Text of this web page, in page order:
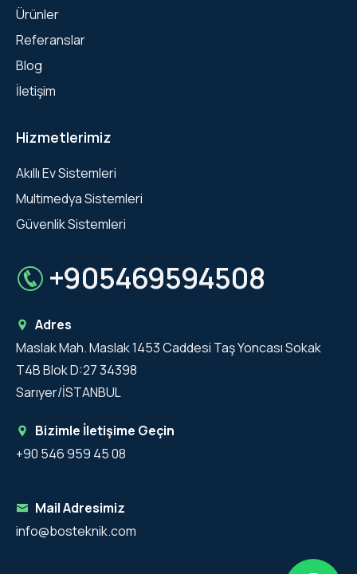
Ürünler
Referanslar
Blog
İletişim
Hizmetlerimiz
Akıllı Ev Sistemleri
Multimedya Sistemleri
Güvenlik Sistemleri
+905469594508
Adres
Maslak Mah. Maslak 1453 Caddesi Taş Yoncası Sokak
T4B Blok D:27 34398
Sarıyer/İSTANBUL
Bizimle İletişime Geçin
+90 546 959 45 08
Mail Adresimiz
info@bosteknik.com